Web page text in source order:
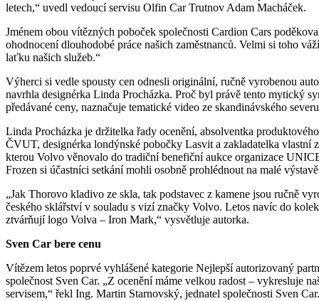
letech,“ uvedl vedoucí servisu Olfin Car Trutnov Adam Macháček.
Jménem obou vítězných poboček společnosti Cardion Cars
ohodnocení dlouhodobé práce našich zaměstnanců. Velmi si toho
laťku našich služeb.“
Výherci si vedle spousty cen odnesli originální, ručně vyrobenou
navrhla designérka Linda Procházka. Proč byl právě tento mytický
předávané ceny, naznačuje tematické video ze skandinávského
Linda Procházka je držitelka řady ocenění, absolventka
ČVUT, designérka londýnské pobočky Lasvit a zakladatelka
kterou Volvo věnovalo do tradiční benefiční aukce organizace
Frozen si účastníci setkání mohli osobně prohlédnout na malé
„Jak Thorovo kladivo ze skla, tak podstavec z kamene jsou ručně
českého sklářství v souladu s vizí značky Volvo. Letos navíc do
ztvárňují logo Volva – Iron Mark,“ vysvětluje autorka.
Sven Car bere cenu
Vítězem letos poprvé vyhlášené kategorie Nejlepší autorizovaný
společnost Sven Car. „Z ocenění máme velkou radost – vykresluje
servisem,“ řekl Ing. Martin Starnovský, jednatel společnosti Sven Car.